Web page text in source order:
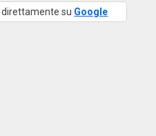
direttamente su Google